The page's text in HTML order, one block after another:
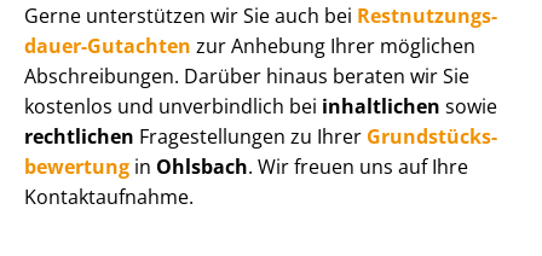
Gerne unterstützen wir Sie auch bei Rest­nut­zungs­
dau­er-Gutachten zur Anhebung Ihrer möglichen
Abschreibungen. Darüber hinaus beraten wir Sie
kostenlos und unverbindlich bei inhaltlichen sowie
rechtlichen Fragestellungen zu Ihrer Grund­stücks­
be­wer­tung in Ohlsbach. Wir freuen uns auf Ihre
Kontaktaufnahme.